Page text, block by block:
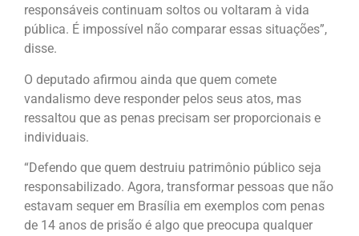
responsáveis continuam soltos ou voltaram à vida
pública. É impossível não comparar essas situações”,
disse.
O deputado afirmou ainda que quem comete
vandalismo deve responder pelos seus atos, mas
ressaltou que as penas precisam ser proporcionais e
individuais.
“Defendo que quem destruiu patrimônio público seja
responsabilizado. Agora, transformar pessoas que não
estavam sequer em Brasília em exemplos com penas
de 14 anos de prisão é algo que preocupa qualquer